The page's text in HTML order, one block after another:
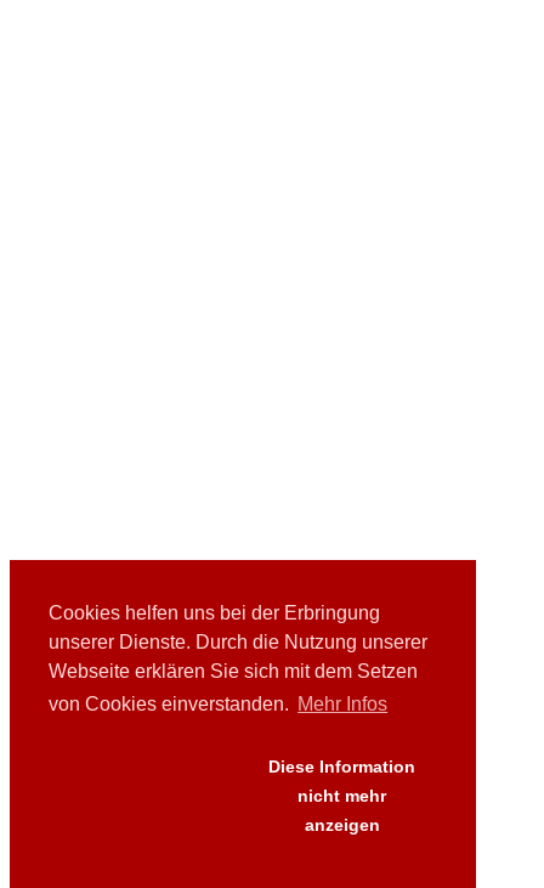
Cookies helfen uns bei der Erbringung
unserer Dienste. Durch die Nutzung unserer
Webseite erklären Sie sich mit dem Setzen
von Cookies einverstanden. Mehr Infos
Diese Information
nicht mehr
anzeigen